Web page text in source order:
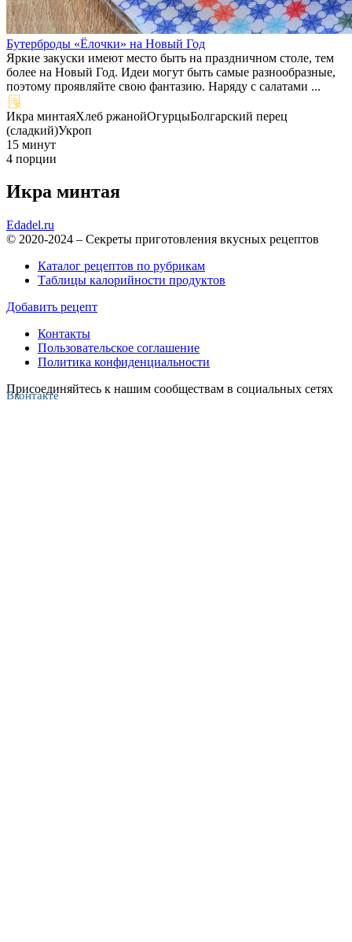
Бутерброды «Ёлочки» на Новый Год
Яркие закуски имеют место быть на праздничном столе, тем
более на Новый Год. Идеи могут быть самые разнообразные,
поэтому проявляйте свою фантазию. Наряду с салатами ...
Икра минтаяХлеб ржанойОгурцыБолгарский перец
(сладкий)Укроп
15 минут
4 порции
Икра минтая
Edadel.ru
© 2020-2024 – Секреты приготовления вкусных рецептов
Каталог рецептов по рубрикам
Таблицы калорийности продуктов
Добавить рецепт
Контакты
Пользовательское соглашение
Политика конфиденциальности
Присоединяйтесь к нашим сообществам в социальных сетях
Вконтакте